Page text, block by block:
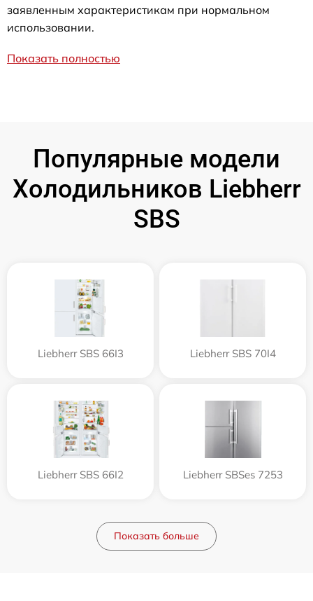
заявленным характеристикам при нормальном
использовании.
Показать полностью
Популярные модели
Холодильников Liebherr
SBS
Liebherr SBS 66I3 Liebherr SBS 70I4
Liebherr SBS 66I2 Liebherr SBSes 7253
Показать больше